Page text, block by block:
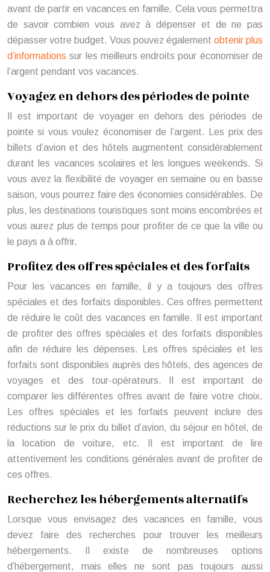
avant de partir en vacances en famille. Cela vous permettra
de savoir combien vous avez à dépenser et de ne pas
dépasser votre budget. Vous pouvez également obtenir plus
d’informations sur les meilleurs endroits pour économiser de
l’argent pendant vos vacances.
Voyagez en dehors des périodes de pointe
Il est important de voyager en dehors des périodes de
pointe si vous voulez économiser de l’argent. Les prix des
billets d’avion et des hôtels augmentent considérablement
durant les vacances scolaires et les longues weekends. Si
vous avez la flexibilité de voyager en semaine ou en basse
saison, vous pourrez faire des économies considérables. De
plus, les destinations touristiques sont moins encombrées et
vous aurez plus de temps pour profiter de ce que la ville ou
le pays a à offrir.
Profitez des offres spéciales et des forfaits
Pour les vacances en famille, il y a toujours des offres
spéciales et des forfaits disponibles. Ces offres permettent
de réduire le coût des vacances en famille. Il est important
de profiter des offres spéciales et des forfaits disponibles
afin de réduire les dépenses. Les offres spéciales et les
forfaits sont disponibles auprès des hôtels, des agences de
voyages et des tour-opérateurs. Il est important de
comparer les différentes offres avant de faire votre choix.
Les offres spéciales et les forfaits peuvent inclure des
réductions sur le prix du billet d’avion, du séjour en hôtel, de
la location de voiture, etc. Il est important de lire
attentivement les conditions générales avant de profiter de
ces offres.
Recherchez les hébergements alternatifs
Lorsque vous envisagez des vacances en famille, vous
devez faire des recherches pour trouver les meilleurs
hébergements. Il existe de nombreuses options
d’hébergement, mais elles ne sont pas toujours aussi